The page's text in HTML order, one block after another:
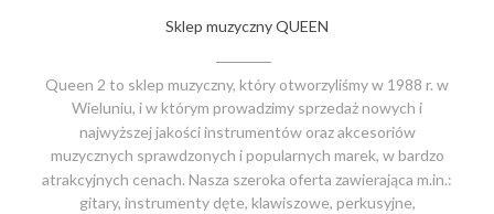
Sklep muzyczny QUEEN
Queen 2 to sklep muzyczny, który otworzyliśmy w 1988 r. w
Wieluniu, i w którym prowadzimy sprzedaż nowych i
najwyższej jakości instrumentów oraz akcesoriów
muzycznych sprawdzonych i popularnych marek, w bardzo
atrakcyjnych cenach. Nasza szeroka oferta zawierająca m.in.:
gitary, instrumenty dęte, klawiszowe, perkusyjne,